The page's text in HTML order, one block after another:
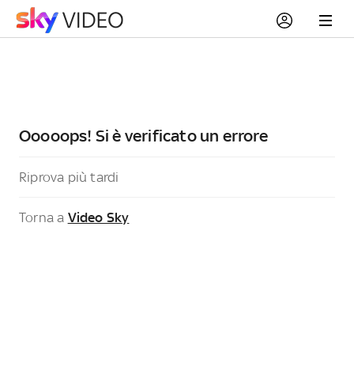
Ooooops! Si è verificato un errore
Riprova più tardi
Torna a Video Sky